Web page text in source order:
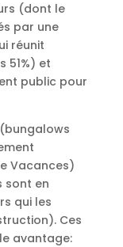
(dont le
par une
réunit
51%) et
public pour
Vacances)
sont en
qui les
Ces
avantage: